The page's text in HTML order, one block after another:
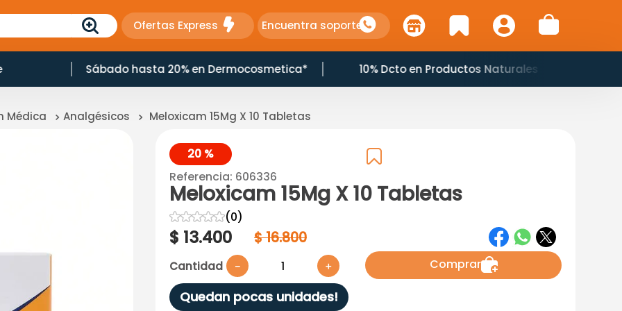
Ofertas Express Encuentra soporte
Sábado hasta 20% en Dermocosmetica* 10% Dcto en Productos Naturales
Médica Analgésicos Meloxicam 15Mg X 10 Tabletas
20 %
Referencia: 606336
Meloxicam 15Mg X 10 Tabletas
☆☆☆☆☆(0)
$ 13.400 $16.800
Cantidad ＋
－ Comprar
Quedan pocas unidades!